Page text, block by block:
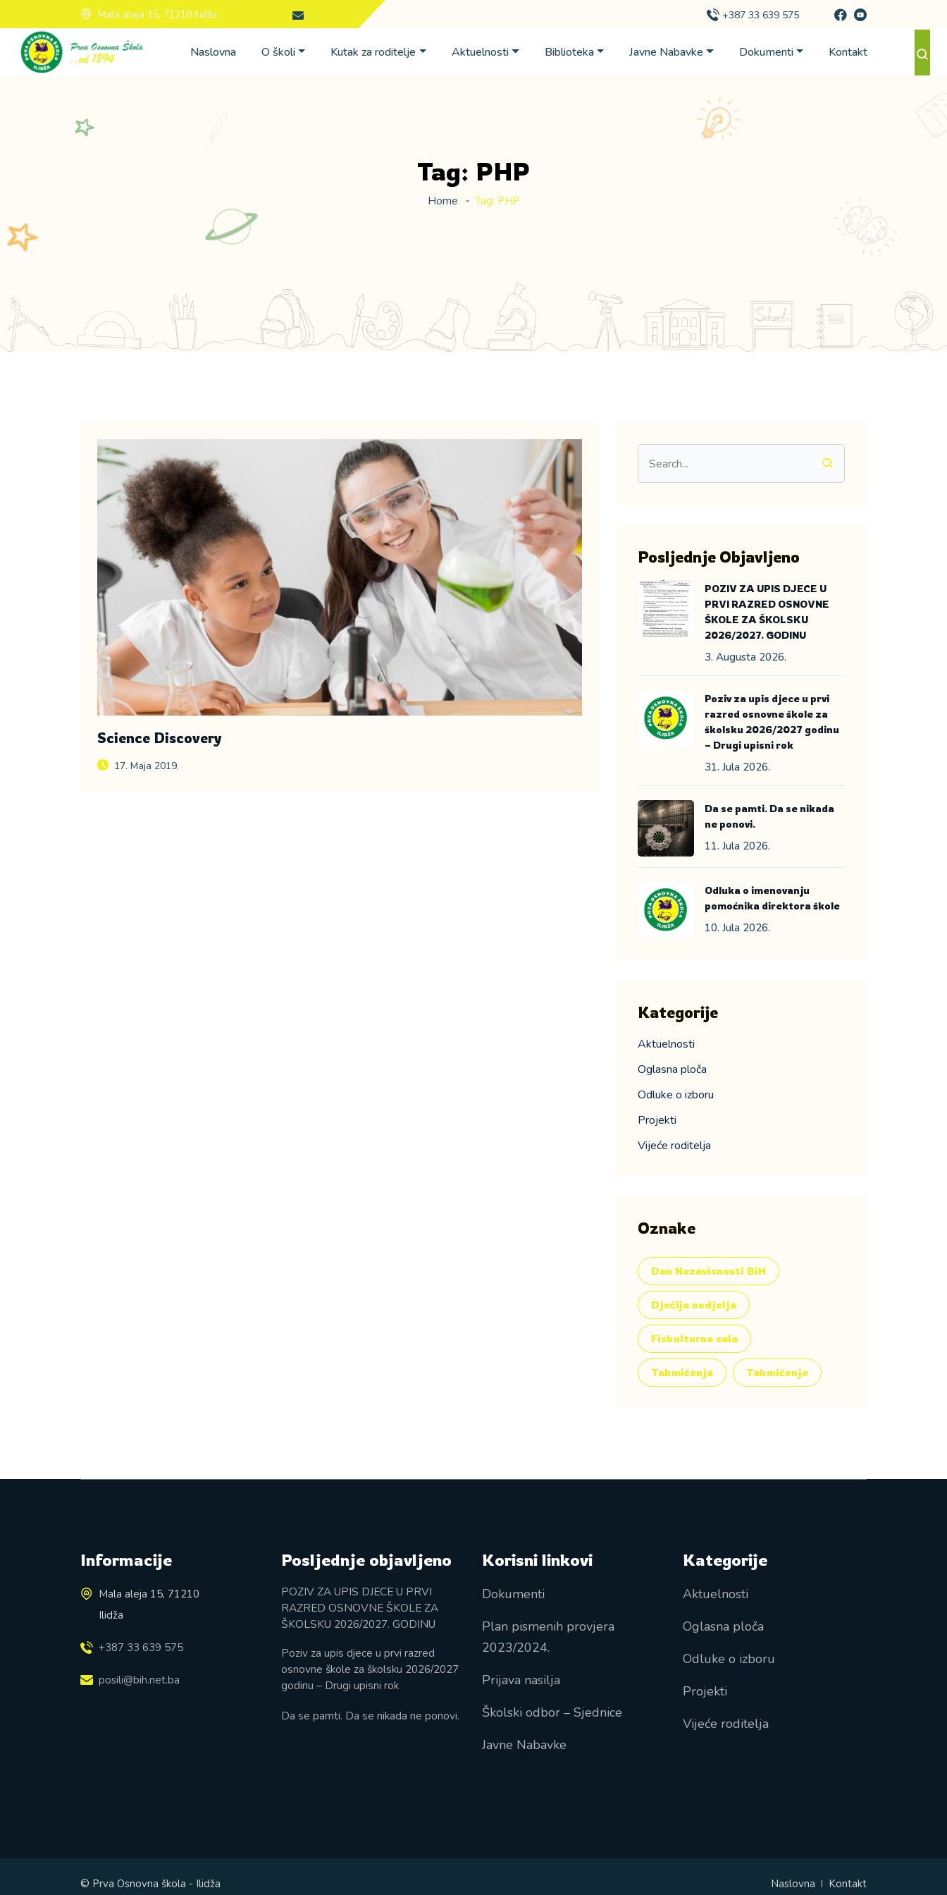
Mala aleja 15, 71210 Ilidža +387 33 639 575
Naslovna O školi Kutak za roditelje Aktuelnosti Biblioteka Javne Nabavke Dokumenti Kontakt
Tag: PHP
Home Tag: PHP
Science Discovery
17. Maja 2019.
Posljednje Objavljeno
POZIV ZA UPIS DJECE U
PRVI RAZRED OSNOVNE
ŠKOLE ZA ŠKOLSKU
2026/2027. GODINU
3. Augusta 2026.
Poziv za upis djece u prvi
razred osnovne škole za
školsku 2026/2027 godinu
– Drugi upisni rok
31. Jula 2026.
Da se pamti. Da se nikada
ne ponovi.
11. Jula 2026.
Odluka o imenovanju
pomoćnika direktora škole
10. Jula 2026.
Kategorije
Aktuelnosti
Oglasna ploča
Odluke o izboru
Projekti
Vijeće roditelja
Oznake
Dan Nezavisnosti BiH
Dječija nedjelja
Fiskulturna sala
Takmičenja Takmičenje
Informacije
Mala aleja 15, 71210
Ilidža
+387 33 639 575
posili@bih.net.ba
Posljednje objavljeno
POZIV ZA UPIS DJECE U PRVI
RAZRED OSNOVNE ŠKOLE ZA
ŠKOLSKU 2026/2027. GODINU
Poziv za upis djece u prvi razred
osnovne škole za školsku 2026/2027
godinu – Drugi upisni rok
Da se pamti. Da se nikada ne ponovi.
Korisni linkovi
Dokumenti
Plan pismenih provjera
2023/2024.
Prijava nasilja
Školski odbor – Sjednice
Javne Nabavke
Kategorije
Aktuelnosti
Oglasna ploča
Odluke o izboru
Projekti
Vijeće roditelja
© Prva Osnovna škola - Ilidža Naslovna Kontakt